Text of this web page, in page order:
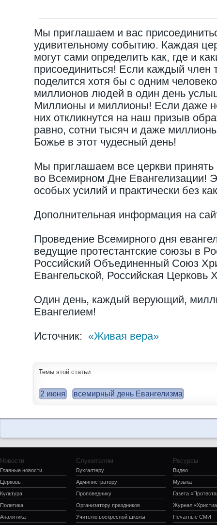
Мы приглашаем и вас
удивительному событию. Каждая
могут сами определить как, где и
присоединиться! Если каждый член
поделится хотя бы с одним
миллионов людей в один день
Миллионы и миллионы! Если даже
них откликнутся на наш призыв
равно, сотни тысяч и даже
Божье в этот чудесный день!
Мы приглашаем все церкви принять
во Всемирном Дне Евангелизации!
особых усилий и практически без
Дополнительная информация на
Проведение Всемирного дня
ведущие протестантские союзы в
Российский Объединенный Союз
Евангельской, Российская Церковь
Один день, каждый верующий,
Евангелием!
Источник: «Живая вера»
Темы этой статьи
2 июня всемирный день Евангелизма
Новости
Главные новости
Церковь
Культура
Политика
Аналитика
Служителям
Бухгалтеру
Администратору
Проповеднику
Организатору праздников
Учителю воскресной школы
Ресурсы
Видео
Музыка
Газета
Журнал
Печатные СМИ